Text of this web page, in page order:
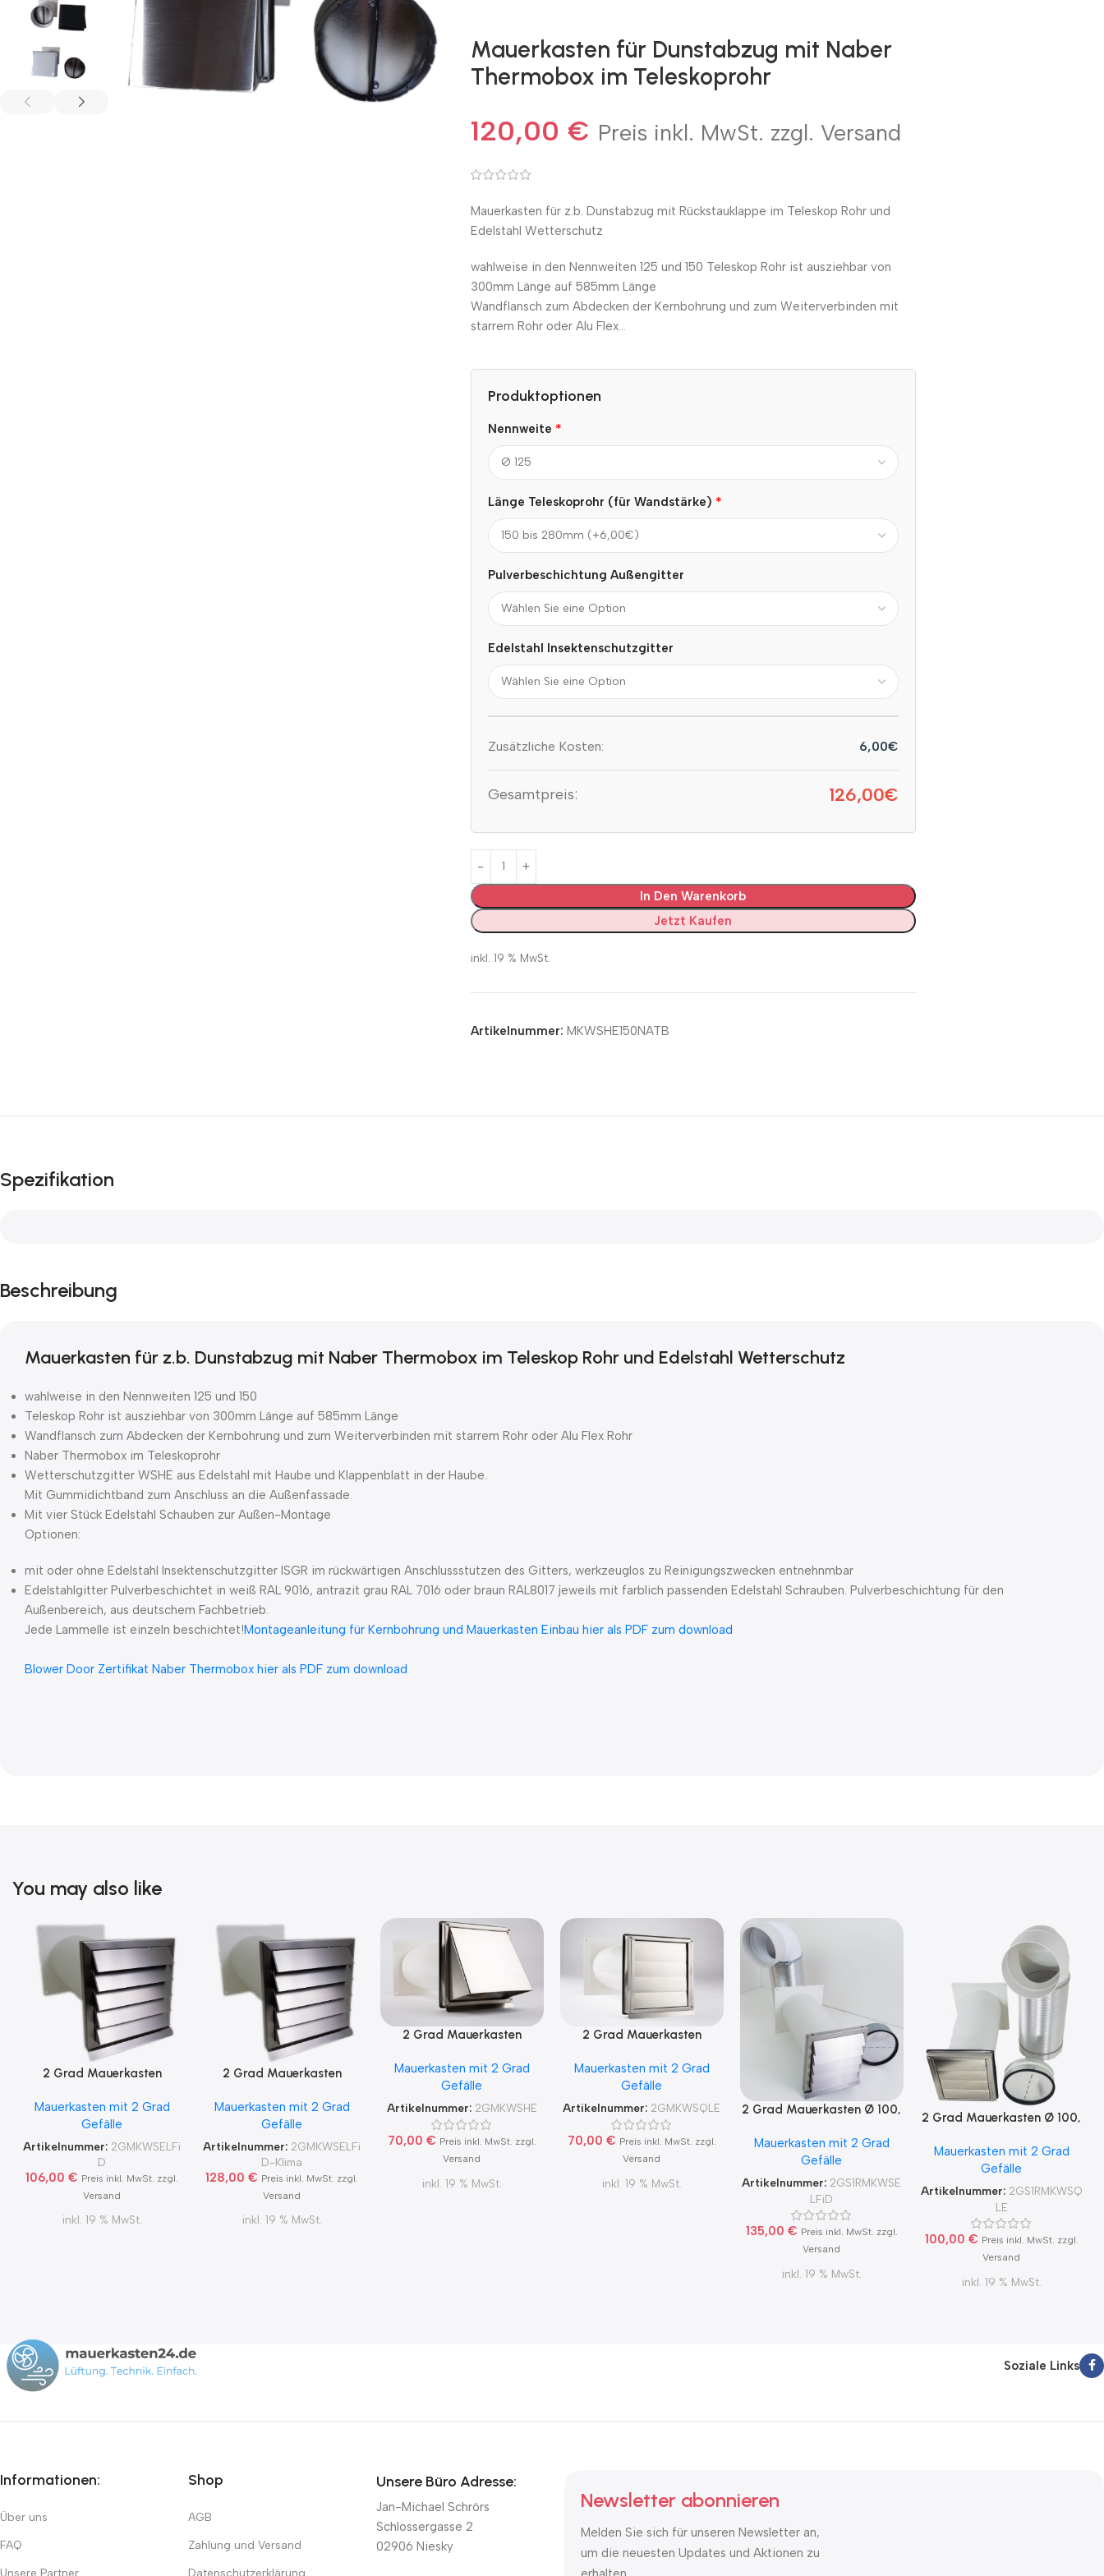
Mauerkasten für Dunstabzug mit Naber
Thermobox im Teleskoprohr
120,00 € Preis inkl. MwSt. zzgl. Versand
Mauerkasten für z.b. Dunstabzug mit Rückstauklappe im Teleskop Rohr und
Edelstahl Wetterschutz
wahlweise in den Nennweiten 125 und 150 Teleskop Rohr ist ausziehbar von
300mm Länge auf 585mm Länge
Wandflansch zum Abdecken der Kernbohrung und zum Weiterverbinden mit
starrem Rohr oder Alu Flex…
Produktoptionen
Nennweite *
Länge Teleskoprohr (für Wandstärke) *
Pulverbeschichtung Außengitter
Edelstahl Insektenschutzgitter
Zusätzliche Kosten: 6,00€
Gesamtpreis: 126,00€
In Den Warenkorb
Jetzt Kaufen
inkl. 19 % MwSt.
Artikelnummer: MKWSHE150NATB
Spezifikation
Beschreibung
Mauerkasten für z.b. Dunstabzug mit Naber Thermobox im Teleskop Rohr und Edelstahl Wetterschutz
wahlweise in den Nennweiten 125 und 150
Teleskop Rohr ist ausziehbar von 300mm Länge auf 585mm Länge
Wandflansch zum Abdecken der Kernbohrung und zum Weiterverbinden mit starrem Rohr oder Alu Flex Rohr
Naber Thermobox im Teleskoprohr
Wetterschutzgitter WSHE aus Edelstahl mit Haube und Klappenblatt in der Haube.
Mit Gummidichtband zum Anschluss an die Außenfassade.
Mit vier Stück Edelstahl Schauben zur Außen-Montage
Optionen:
mit oder ohne Edelstahl Insektenschutzgitter ISGR im rückwärtigen Anschlussstutzen des Gitters, werkzeuglos zu Reinigungszwecken entnehnmbar
Edelstahlgitter Pulverbeschichtet in weiß RAL 9016, antrazit grau RAL 7016 oder braun RAL8017 jeweils mit farblich passenden Edelstahl Schrauben. Pulverbeschichtung für den
Außenbereich, aus deutschem Fachbetrieb.
Jede Lammelle ist einzeln beschichtet!Montageanleitung für Kernbohrung und Mauerkasten Einbau hier als PDF zum download
Blower Door Zertifikat Naber Thermobox hier als PDF zum download
You may also like
2 Grad Mauerkasten
Kondensatablauf auch mit
Blower Door Test und
Zertifikat Ø100, 125, 150
2Grad MKWSELFiD
Mauerkasten mit 2 Grad
Gefälle
Artikelnummer: 2GMKWSELFi
D
106,00€ Preis inkl. MwSt. zzgl.
Versand
inkl. 19 % MwSt.
2 Grad Mauerkasten
Kondensatablauf für
Klimageräte Ø150 2Grad
MKWSELFiD
Mauerkasten mit 2 Grad
Gefälle
Artikelnummer: 2GMKWSELFi
D-Klima
128,00€ Preis inkl. MwSt. zzgl.
Versand
inkl. 19 % MwSt.
2 Grad Mauerkasten
Kondensatablauf auch mit
Blower Door Test und
Zertifikat Ø100, 125, 150
Mauerkasten mit 2 Grad
Gefälle
Artikelnummer: 2GMKWSHE
70,00 € Preis inkl. MwSt. zzgl.
Versand
inkl. 19 % MwSt.
2 Grad Mauerkasten
Kondensatablauf auch mit
Blower Door Test und
Zertifikat Ø100, 125, 150
Mauerkasten mit 2 Grad
Gefälle
Artikelnummer: 2GMKWSQLE
70,00 € Preis inkl. MwSt. zzgl.
Versand
inkl. 19 % MwSt.
2 Grad Mauerkasten Ø 100,
Dunstabzug
Rückstauklappe 2GS1-R-
MKWSELFiD, runter zur
Haube mit Aluflex
Mauerkasten mit 2 Grad
Gefälle
Artikelnummer: 2GS1RMKWSE
LFiD
135,00 € Preis inkl. MwSt. zzgl.
Versand
inkl. 19 % MwSt.
2 Grad Mauerkasten Ø 100,
Dunstabzug
Rückstauklappe 2GS1-R-
MKWSQLE, runter zur
Haube mit Aluflex
Mauerkasten mit 2 Grad
Gefälle
Artikelnummer: 2GS1RMKWSQ
LE
100,00 € Preis inkl. MwSt. zzgl.
Versand
inkl. 19 % MwSt.
Soziale Links
Informationen:
Über uns
FAQ
Shop
AGB
Zahlung und Versand
Unsere Büro Adresse:
Jan-Michael Schrörs
Schlossergasse 2
02906 Niesky
Newsletter abonnieren
Melden Sie sich für unseren Newsletter an,
um die neuesten Updates und Aktionen zu